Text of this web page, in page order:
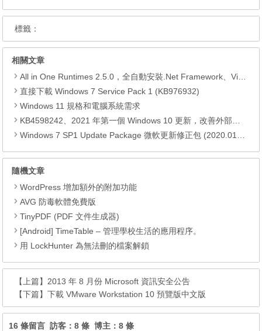
標籤：
相關文章
All in One Runtimes 2.5.0，全自動安裝.Net Framework、Visual C++、DirectX、Flash Player、JRE
直接下載 Windows 7 Service Pack 1 (KB976932)
Windows 11 規格和電腦系統需求
KB4598242、2021 年第一個 Windows 10 更新，改善外部裝置安全性、解決HTTPS安全漏洞、印表機呼叫(RPC)漏洞
Windows 7 SP1 Update Package 微軟更新修正包 (2020.01月份)
隨機文章
WordPress 增加額外的附加功能
AVG 防毒軟體免費版
TinyPDF (PDF 文件生成器)
[Android] TimeTable – 管理學校生活的應用程序。
用 LockHunter 為無法刪的檔案解鎖
【上篇】 2013 年 8 月份 Microsoft 資訊安全公告
【下篇】下載 VMware Workstation 10 預覽版中文版
16 條留言 訪客：8 條 博主：8 條